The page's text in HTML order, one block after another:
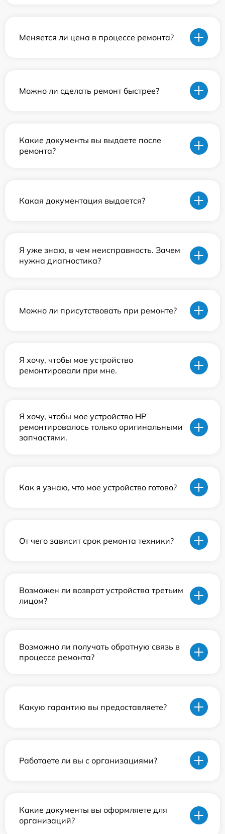
Меняется ли цена в процессе ремонта?
Можно ли сделать ремонт быстрее?
Какие документы вы выдаете после
ремонта?
Какая документация выдается?
Я уже знаю, в чем неисправность. Зачем
нужна диагностика?
Можно ли присутствовать при ремонте?
Я хочу, чтобы мое устройство
ремонтировали при мне.
Я хочу, чтобы мое устройство HP
ремонтировалось только оригинальными
запчастями.
Как я узнаю, что мое устройство готово?
От чего зависит срок ремонта техники?
Возможен ли возврат устройства третьим
лицом?
Возможно ли получать обратную связь в
процессе ремонта?
Какую гарантию вы предоставляете?
Работаете ли вы с организациями?
Какие документы вы оформляете для
организаций?